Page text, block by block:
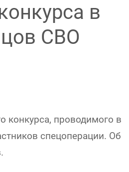
в
СВО
конкурса, проводимого в
спецоперации. Об